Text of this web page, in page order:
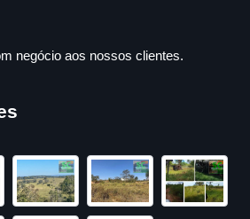
negócio aos nossos clientes.